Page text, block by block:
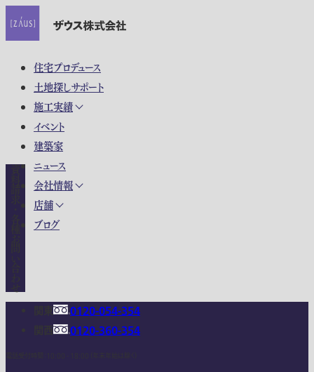
住宅プロデュース
土地探しサポート
施工実績
イベント
建築家
ニュース
会社情報
店舗
ブログ
0120-054-354
0120-360-354